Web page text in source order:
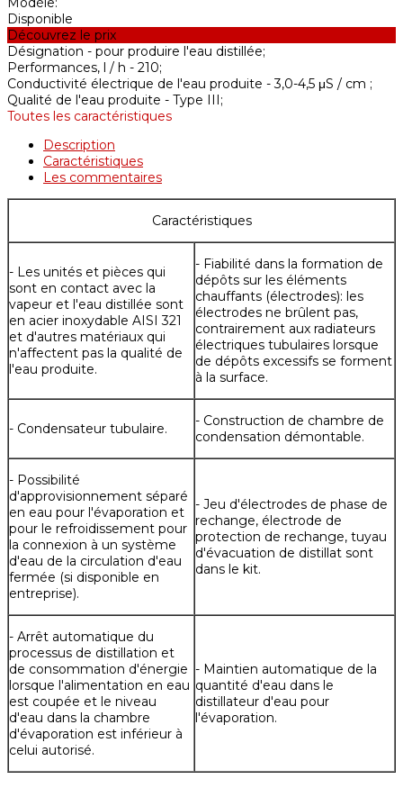
Disponible
Découvrez le prix
Désignation - pour produire l'eau distillée;
Performances, l / h - 210;
Conductivité électrique de l'eau produite -3,0-4,5 μS / cm ;
Qualité de l'eau produite - Type III;
Toutes les caractéristiques
Description
Caractéristiques
Les commentaires
Caractéristiques
- Les unités et pièces qui
sont en contact avec la
vapeur et l'eau distillée sont
en acier inoxydable AISI 321
et d'autres matériaux qui
n'affectent pas la qualité de
l'eau produite.
- Fiabilité dans la formation de
dépôts sur les éléments
chauffants (électrodes): les
électrodes ne brûlent pas,
contrairement aux radiateurs
électriques tubulaires lorsque
de dépôts excessifs se forment
à la surface.
- Condensateur tubulaire.
- Construction de chambre de
condensation démontable.
- Possibilité
d'approvisionnement séparé
en eau pour l'évaporation et
pour le refroidissement pour
la connexion à un système
d'eau de la circulation d'eau
fermée (si disponible en
entreprise).
- Jeu d'électrodes de phase de
rechange, électrode de
protection de rechange, tuyau
d'évacuation de distillat sont
dans le kit.
- Arrêt automatique du
processus de distillation et
de consommation d'énergie
lorsque l'alimentation en eau
est coupée et le niveau
d'eau dans la chambre
d'évaporation est inférieur à
celui autorisé.
- Maintien automatique de la
quantité d'eau dans le
distillateur d'eau pour
l'évaporation.